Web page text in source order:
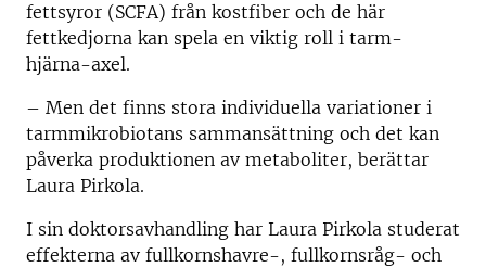
fettsyror (SCFA) från kostfiber och de här
fettkedjorna kan spela en viktig roll i tarm-
hjärna-axel.
– Men det finns stora individuella variationer i
tarmmikrobiotans sammansättning och det kan
påverka produktionen av metaboliter, berättar
Laura Pirkola.
I sin doktorsavhandling har Laura Pirkola studerat
effekterna av fullkornshavre-, fullkornsråg- och